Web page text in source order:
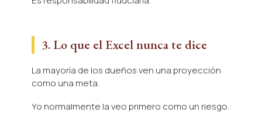
3. Lo que el Excel nunca te dice
La mayoría de los dueños ven una proyección
como una meta.
Yo normalmente la veo primero como un riesgo.